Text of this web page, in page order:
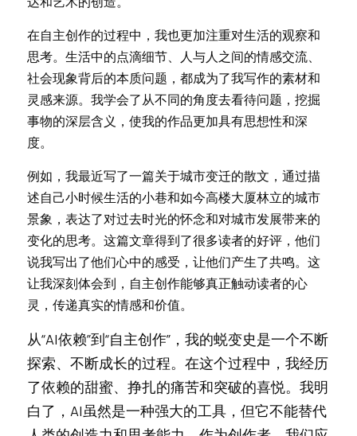
在自主创作的过程中，我也更加注重对生活的观察和
思考。生活中的点滴细节、人与人之间的情感交流、
社会现象背后的本质问题，都成为了我写作的素材和
灵感来源。我学会了从不同的角度去看待问题，挖掘
事物的深层含义，使我的作品更加具有思想性和深
度。
例如，我最近写了一篇关于城市变迁的散文，通过描
述自己小时候生活的小巷和如今高楼大厦林立的城市
景象，表达了对过去时光的怀念和对城市发展带来的
变化的思考。这篇文章得到了很多读者的好评，他们
说我写出了他们心中的感受，让他们产生了共鸣。这
让我深刻体会到，自主创作能够真正触动读者的心
灵，传递真实的情感和价值。
从“AI依赖”到“自主创作”，我的蜕变史是一个不断
探索、不断成长的过程。在这个过程中，我经历
了依赖的甜蜜、挣扎的痛苦和突破的喜悦。我明
白了，AI虽然是一种强大的工具，但它不能替代